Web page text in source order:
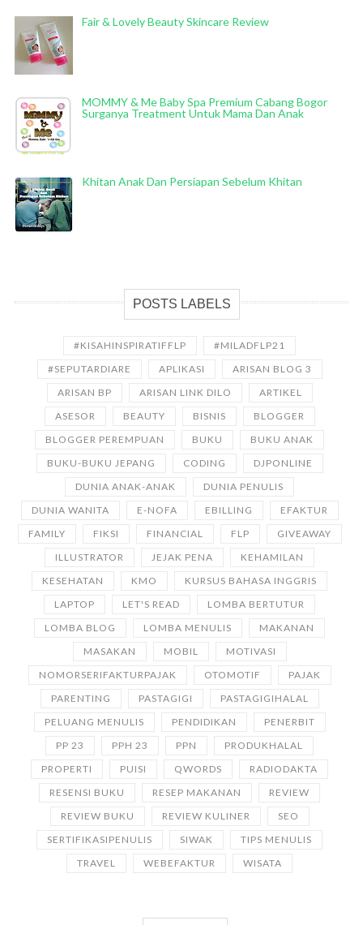
Fair & Lovely Beauty Skincare Review
MOMMY & Me Baby Spa Premium Cabang Bogor
Surganya Treatment Untuk Mama Dan Anak
Khitan Anak Dan Persiapan Sebelum Khitan
POSTS LABELS
#KISAHINSPIRATIFFLP
#MILADFLP21
#SEPUTARDIARE
APLIKASI
ARISAN BLOG 3
ARISAN BP
ARISAN LINK DILO
ARTIKEL
ASESOR
BEAUTY BISNIS
BLOGGER
BLOGGER PEREMPUAN
BUKU
BUKU ANAK
BUKU-BUKU JEPANG
CODING
DJPONLINE
DUNIA ANAK-ANAK
DUNIA PENULIS
DUNIA WANITA
E-NOFA EBILLING
EFAKTUR
FAMILY
FIKSI FINANCIAL FLP
GIVEAWAY
ILLUSTRATOR
JEJAK PENA
KEHAMILAN
KESEHATAN
KMO
KURSUS BAHASA INGGRIS
LAPTOP
LET'S READ
LOMBA BERTUTUR
LOMBA BLOG
LOMBA MENULIS
MAKANAN
MASAKAN
MOBIL
MOTIVASI
NOMORSERIFAKTURPAJAK
OTOMOTIF
PAJAK
PARENTING
PASTAGIGI
PASTAGIGIHALAL
PELUANG MENULIS
PENDIDIKAN
PENERBIT
PP 23
PPH 23 PPN
PRODUKHALAL
PROPERTI
PUISI QWORDS
RADIODAKTA
RESENSI BUKU
RESEP MAKANAN
REVIEW
REVIEW BUKU
REVIEW KULINER
SEO
SERTIFIKASIPENULIS
SIWAK
TIPS MENULIS
TRAVEL
WEBEFAKTUR WISATA